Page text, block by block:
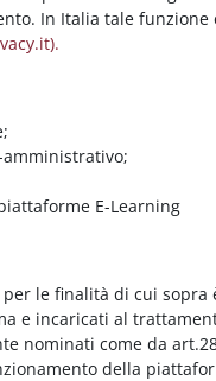
In Italia tale
E-Learning
per le finalità di cui
e incaricati al
nominati come da
della